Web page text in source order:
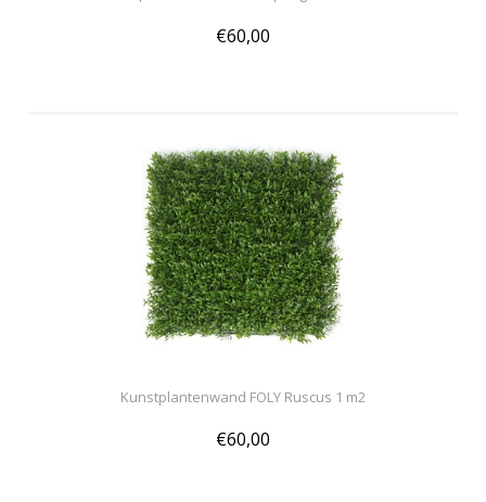
€60,00
Kunstplantenwand FOLY Ruscus 1 m2
€60,00